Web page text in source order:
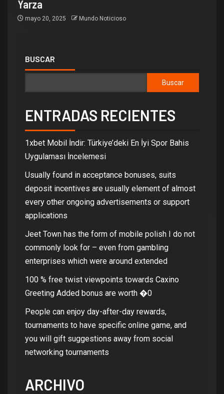
Yarza
mayo 20, 2025 Mundo Noticioso
BUSCAR
Buscar
ENTRADAS RECIENTES
1xbet Mobil İndir: Türkiye’deki En İyi Spor Bahis
Uygulaması İncelemesi
Usually found in acceptance bonuses, suits
deposit incentives are usually element of almost
every other ongoing advertisements or support
applications
Jeet Town has the form of mobile polish I do not
commonly look for – even from gambling
enterprises which were around extended
100 % free twist viewpoints towards Caxino
Greeting Added bonus are worth �0
People can enjoy day-after-day rewards,
tournaments to have specific online game, and
you will gift suggestions away from social
networking tournaments
ARCHIVO